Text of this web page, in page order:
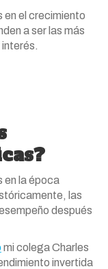
el crecimiento
a ser las más
interés.
en la época
las
después
mi colega Charles
invertida